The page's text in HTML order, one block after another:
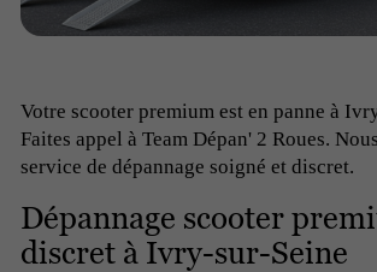
Votre scooter premium est en panne à
Faites appel à Team Dépan' 2 Roues.
service de dépannage soigné et discret.
Dépannage scooter
discret à Ivry-sur-Seine